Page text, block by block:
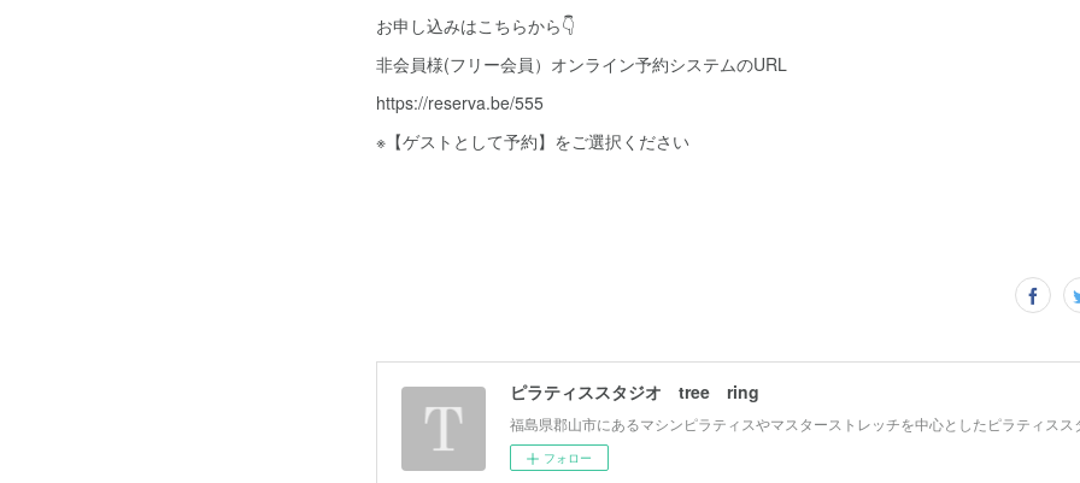
お申し込みはこちらから👇
非会員様(フリー会員）オンライン予約システムのURL
https://reserva.be/555
※【ゲストとして予約】をご選択ください
ピラティススタジオ tree ring
福島県郡山市にあるマシンピラティスやマスターストレッチを中心としたピラティスス
フォロー